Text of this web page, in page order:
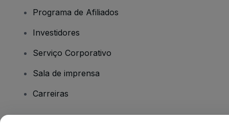
Programa de Afiliados
Investidores
Serviço Corporativo
Sala de imprensa
Carreiras